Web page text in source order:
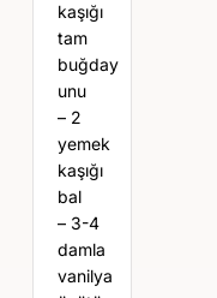
kaşığı
tam
buğday
unu
– 2
yemek
kaşığı
bal
– 3-4
damla
vanilya